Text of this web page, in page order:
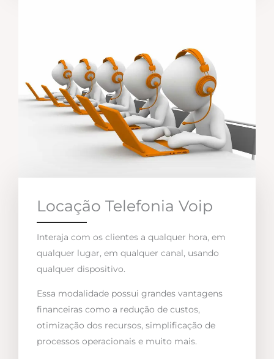
Locação Telefonia Voip
Interaja com os clientes a qualquer hora, em
qualquer lugar, em qualquer canal, usando
qualquer dispositivo.
Essa modalidade possui grandes vantagens
financeiras como a redução de custos,
otimização dos recursos, simplificação de
processos operacionais e muito mais.